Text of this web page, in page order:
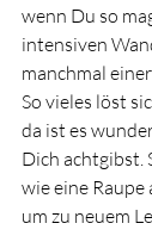
wenn Du so
intensiven
manchmal
So vieles löst
da ist es
Dich achtgibst.
wie eine Raupe
um zu neuem